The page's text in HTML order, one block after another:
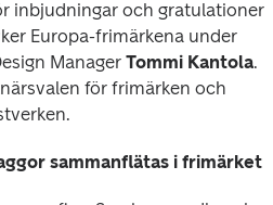
inbjudningar och gratulationer
Europa-frimärkena under
Manager Tommi Kantola.
för frimärken och
sammanflätas i frimärket